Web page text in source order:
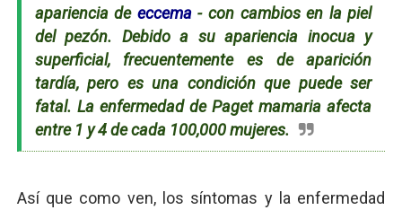
apariencia de eccema- con cambios en la piel
del pezón. Debido a su apariencia inocua y
superficial, frecuentemente es de aparición
tardía, pero es una condición que puede ser
fatal. La enfermedad de Paget mamaria afecta
entre 1 y 4 de cada 100,000 mujeres.
Así que como ven, los síntomas y la enfermedad